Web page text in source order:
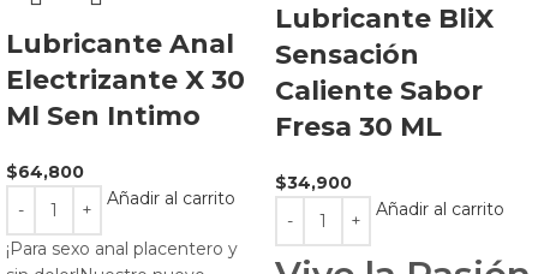
Lubricante Anal
Electrizante X 30
Ml Sen Intimo
$64,800
Añadir al carrito
¡Para sexo anal placentero y
Lubricante BliX
Sensación
Caliente Sabor
Fresa 30 ML
$34,900
Añadir al carrito